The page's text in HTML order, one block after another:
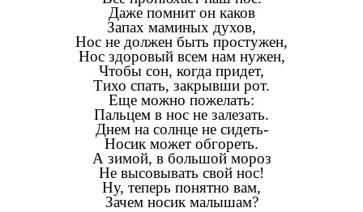
Даже помнит он каков
Запах маминых духов,
Нос не должен быть простужен,
Нос здоровый всем нам нужен,
Чтобы сон, когда придет,
Тихо спать, закрывши рот.
Еще можно пожелать:
Пальцем в нос не залезать.
Днем на солнце не сидеть-
Носик может обгореть.
А зимой, в большой мороз
Не высовывать свой нос!
Ну, теперь понятно вам,
Зачем носик малышам?